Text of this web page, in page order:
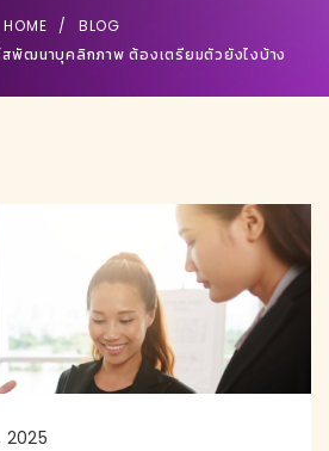
HOME
BLOG
สพัฒนาบุคลิกภาพ ต้องเตรียมตัวยังไงบ้าง